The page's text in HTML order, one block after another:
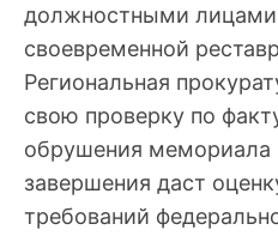
должностными
своевременной
Региональная
свою проверку по
обрушения мемориала
завершения даст
требований